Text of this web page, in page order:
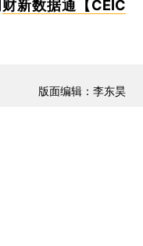
财新数据通【CEIC
版面编辑：李东昊